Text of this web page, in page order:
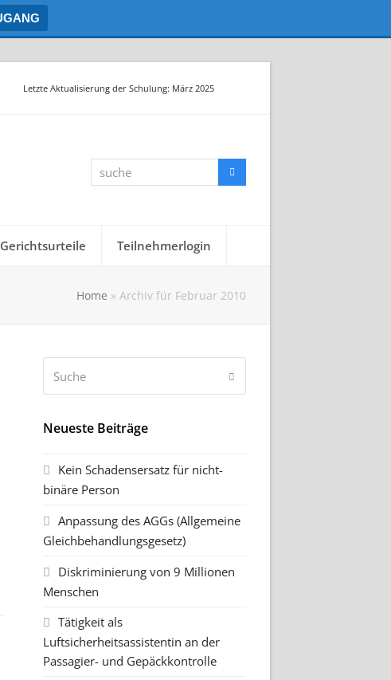
Letzte Aktualisierung der Schulung: März 2025
suche
Teilnehmerlogin
Home » Archiv für Februar 2010
Neueste Beiträge
Kein Schadensersatz für nicht-
binäre Person
Anpassung des AGGs (Allgemeine
Gleichbehandlungsgesetz)
Diskriminierung von 9 Millionen
Menschen
Tätigkeit als
Luftsicherheitsassistentin an der
Passagier- und Gepäckkontrolle